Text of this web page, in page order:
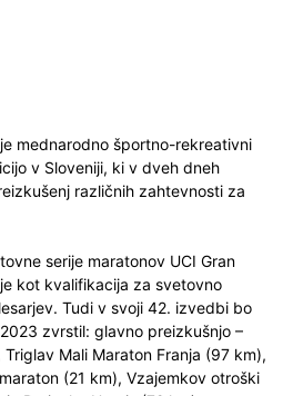
mednarodno športno-rekreativni
v Sloveniji, ki v dveh dneh
različnih zahtevnosti za
serije maratonov UCI Gran
kot kvalifikacija za svetovno
Tudi v svoji 42. izvedbi bo
zvrstil: glavno preizkušnjo –
Mali Maraton Franja (97 km),
(21 km), Vzajemkov otroški